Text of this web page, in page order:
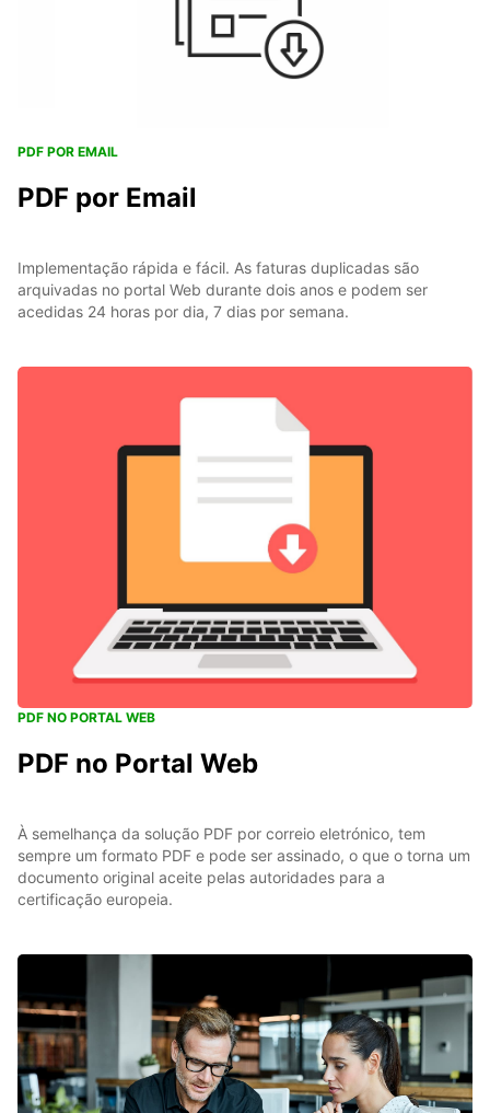
PDF POR EMAIL
PDF por Email
Implementação rápida e fácil. As faturas duplicadas são
arquivadas no portal Web durante dois anos e podem ser
acedidas 24 horas por dia, 7 dias por semana.
PDF NO PORTAL WEB
PDF no Portal Web
À semelhança da solução PDF por correio eletrónico, tem
sempre um formato PDF e pode ser assinado, o que o torna um
documento original aceite pelas autoridades para a
certificação europeia.